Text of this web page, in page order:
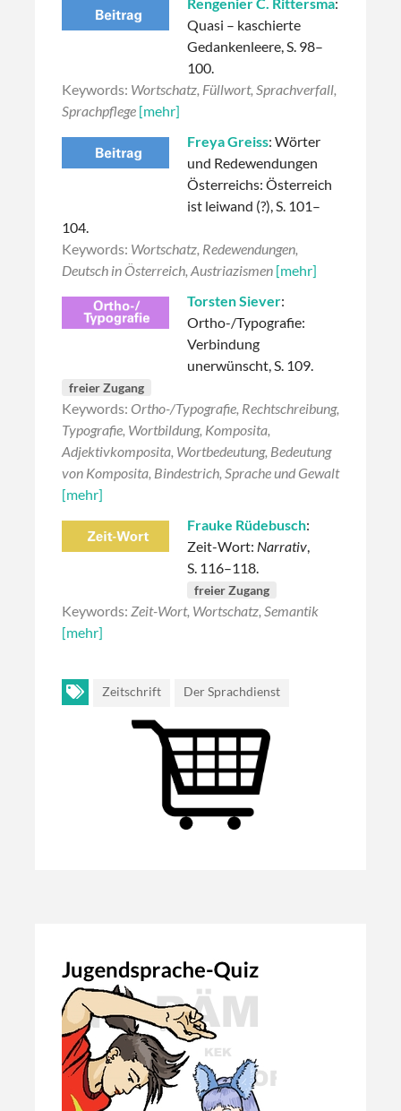
Quasi – kaschierte
Gedankenleere, S. 98–
100.
Keywords: Wortschatz, Füllwort, Sprachverfall,
Sprachpflege [mehr]
Freya Greiss: Wörter
und Redewendungen
Österreichs: Österreich
ist leiwand (?), S. 101–
104.
Keywords: Wortschatz, Redewendungen,
Deutsch in Österreich, Austriazismen [mehr]
Torsten Siever:
Ortho-/Typografie:
Verbindung
unerwünscht, S. 109.
freier Zugang
Keywords: Ortho-/Typografie, Rechtschreibung,
Typografie, Wortbildung, Komposita,
Adjektivkomposita, Wortbedeutung, Bedeutung
von Komposita, Bindestrich, Sprache und Gewalt
[mehr]
Frauke Rüdebusch:
Zeit-Wort: Narrativ
S. 116–118.
freier Zugang
Keywords: Zeit-Wort, Wortschatz, Semantik
[mehr]
Zeitschrift Der Sprachdienst